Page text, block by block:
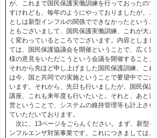
が、これまで国民保護実働訓練を行っておったので
すけれども、毎年のようにやっておりましたが、こ
としは新型インフルの関係でできなかったというこ
ともございまして、国民保護実働訓練、これが大き
く変わっているところでございます。内容としまし
ては、国民保護協議会を開催ということで、広く皆
様の意見をいただこうという会議を開催すること、
それから先ほど申し上げました国民保護訓練、これ
は今、国と共同での実施ということで要望中でござ
います。それから、先日も行いましたが、国民保護
講座、これも来年度も行いたいと。それと、あと運
営ということで、システムの維持管理等も計上させ
ていただいております。
次に、13ページをごらんください。まず、新型イ
ンフルエンザ対策事業です。これにつきましては、